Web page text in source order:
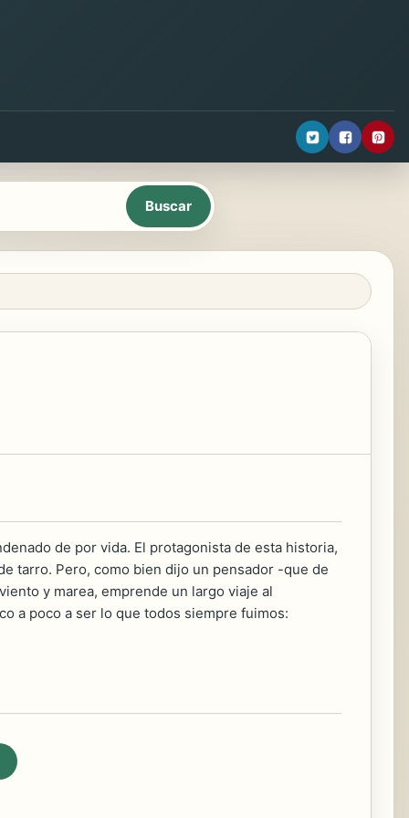
de por vida. El protagonista de esta historia,
tarro. Pero, como bien dijo un pensador -que de
y marea, emprende un largo viaje al
a poco a ser lo que todos siempre fuimos: